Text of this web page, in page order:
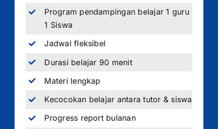
Program pendampingan belajar 1 guru
1 Siswa
Jadwal fleksibel
Durasi belajar 90 menit
Materi lengkap
Kecocokan belajar antara tutor & siswa
Progress report bulanan